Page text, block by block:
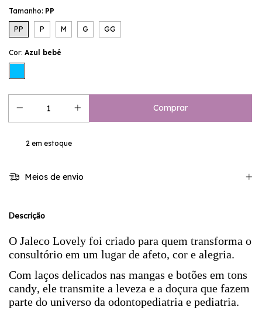
Tamanho: PP
PP P M G GG
Cor: Azul bebê
2 em estoque
Meios de envio
Descrição
O Jaleco Lovely foi criado para quem transforma o
consultório em um lugar de afeto, cor e alegria.
Com laços delicados nas mangas e botões em tons
candy, ele transmite a leveza e a doçura que fazem
parte do universo da odontopediatria e pediatria.